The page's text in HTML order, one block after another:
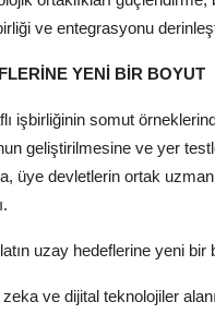
ve entegrasyonu
YENİ BİR BOYUT
işbirliğinin somut
geliştirilmesine ve yer
üye devletlerin ortak
uzay hedeflerine yeni
ve dijital teknolojiler